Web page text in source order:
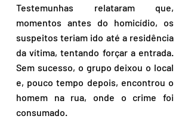
Testemunhas relataram que,
momentos antes do homicídio, os
suspeitos teriam ido até a residência
da vítima, tentando forçar a entrada.
Sem sucesso, o grupo deixou o local
e, pouco tempo depois, encontrou o
homem na rua, onde o crime foi
consumado.